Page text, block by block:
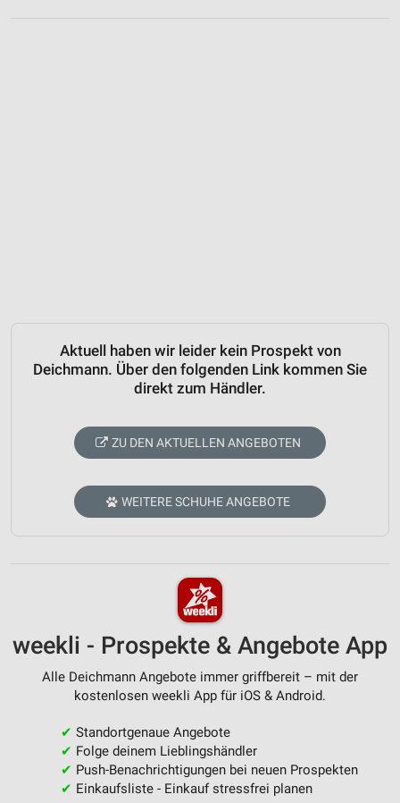
Aktuell haben wir leider kein Prospekt von
Deichmann. Über den folgenden Link kommen Sie
direkt zum Händler.
ZU DEN AKTUELLEN ANGEBOTEN
WEITERE SCHUHE ANGEBOTE
weekli - Prospekte & Angebote App
Alle Deichmann Angebote immer griffbereit – mit der
kostenlosen weekli App für iOS & Android.
✔ Standortgenaue Angebote
✔ Folge deinem Lieblingshändler
✔ Push-Benachrichtigungen bei neuen Prospekten
✔ Einkaufsliste - Einkauf stressfrei planen